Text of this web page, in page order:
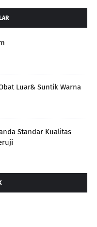
Luar& Suntik Warna
Standar Kualitas